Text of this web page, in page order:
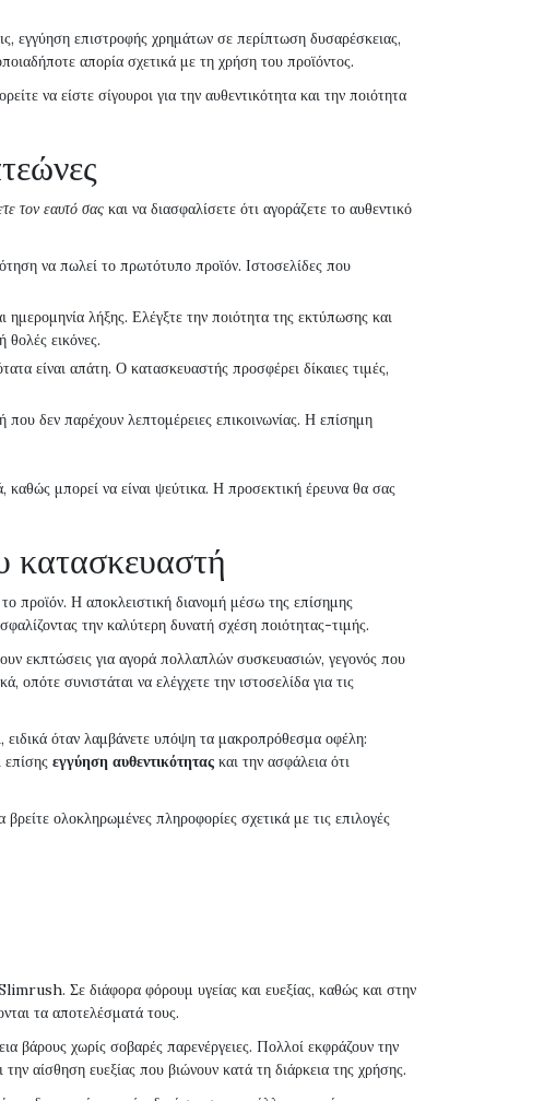
εγγύηση επιστροφής χρημάτων σε περίπτωση δυσαρέσκειας,
απορία σχετικά με τη χρήση του προϊόντος.
να είστε σίγουροι για την αυθεντικότητα και την ποιότητα
τον εαυτό σας και να διασφαλίσετε ότι αγοράζετε το αυθεντικό
να πωλεί το πρωτότυπο προϊόν. Ιστοσελίδες που
λήξης. Ελέγξτε την ποιότητα της εκτύπωσης και
εικόνες.
είναι απάτη. Ο κατασκευαστής προσφέρει δίκαιες τιμές,
δεν παρέχουν λεπτομέρειες επικοινωνίας. Η επίσημη
καθώς μπορεί να είναι ψεύτικα. Η προσεκτική έρευνα θα σας
κατασκευαστή
προϊόν. Η αποκλειστική διανομή μέσω της επίσημης
την καλύτερη δυνατή σχέση ποιότητας-τιμής.
εκπτώσεις για αγορά πολλαπλών συσκευασιών, γεγονός που
συνιστάται να ελέγχετε την ιστοσελίδα για τις
όταν λαμβάνετε υπόψη τα μακροπρόθεσμα οφέλη:
εγγύηση αυθεντικότητας και την ασφάλεια ότι
ολοκληρωμένες πληροφορίες σχετικά με τις επιλογές
Σε διάφορα φόρουμ υγείας και ευεξίας, καθώς και στην
τα αποτελέσματά τους.
βάρους χωρίς σοβαρές παρενέργειες. Πολλοί εκφράζουν την
την αίσθηση ευεξίας που βιώνουν κατά τη διάρκεια της χρήσης.